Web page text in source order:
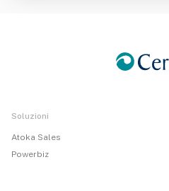
Soluzioni
Atoka Sales
Powerbiz